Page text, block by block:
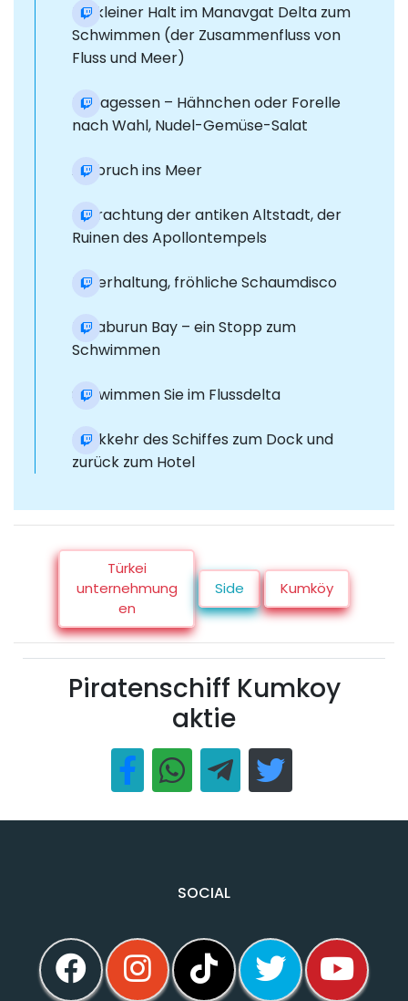
Ein kleiner Halt im Manavgat Delta zum
Schwimmen (der Zusammenfluss von
Fluss und Meer)
Mittagessen – Hähnchen oder Forelle
nach Wahl, Nudel-Gemüse-Salat
Aufbruch ins Meer
Betrachtung der antiken Altstadt, der
Ruinen des Apollontempels
Unterhaltung, fröhliche Schaumdisco
Karaburun Bay – ein Stopp zum
Schwimmen
Schwimmen Sie im Flussdelta
Rückkehr des Schiffes zum Dock und
zurück zum Hotel
Türkei
unternehmung
en
Side Kumköy
Piratenschiff Kumkoy
aktie
SOCIAL